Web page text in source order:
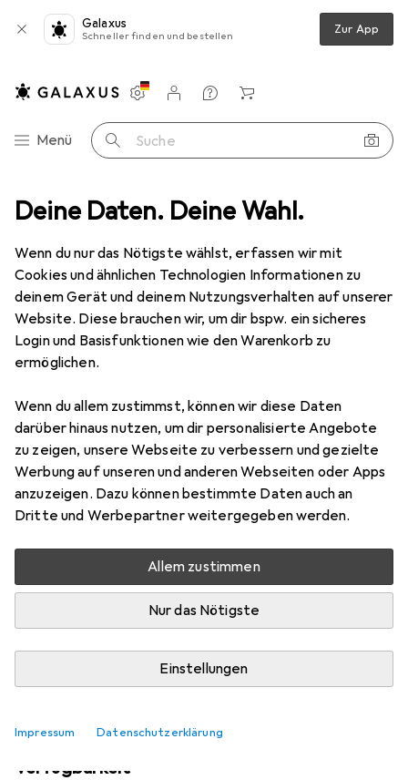
Deine Daten. Deine Wahl.
Wenn du nur das Nötigste wählst, erfassen wir mit
Cookies und ähnlichen Technologien Informationen zu
deinem Gerät und deinem Nutzungsverhalten auf unserer
Website. Diese brauchen wir, um dir bspw. ein sicheres
Login und Basisfunktionen wie den Warenkorb zu
ermöglichen.
Wenn du allem zustimmst, können wir diese Daten
darüber hinaus nutzen, um dir personalisierte Angebote
zu zeigen, unsere Webseite zu verbessern und gezielte
Werbung auf unseren und anderen Webseiten oder Apps
anzuzeigen. Dazu können bestimmte Daten auch an
Dritte und Werbepartner weitergegeben werden.
Allem zustimmen
Nur das Nötigste
Einstellungen
Impressum Datenschutzerklärung
Galaxus
Schneller finden und bestellen Zur App
Navigation nach Kategorien
Menü Suche
Einstellungen
Kundenkonto
Vergleichslisten
Merklisten
Warenkorb
Kabelleitung Lapp ÖLFLEX 400 Steuerleitung
3 Bilder
Lapp ÖLFLEX 400 Steuerleitung
50 m
Bewertungen
Aktuell nicht lieferbar
Benachrichtigen, wenn lieferbar
Vergleichen Merken
Kostenloser Versand ab 30,– i
Ähnliche Produkte mit besserer
Verfügbarkeit